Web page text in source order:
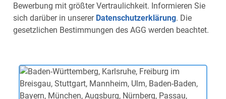
Bewerbung mit größter Vertraulichkeit. Informieren Sie
sich darüber in unserer Datenschutzerklärung. Die
gesetzlichen Bestimmungen des AGG werden beachtet.